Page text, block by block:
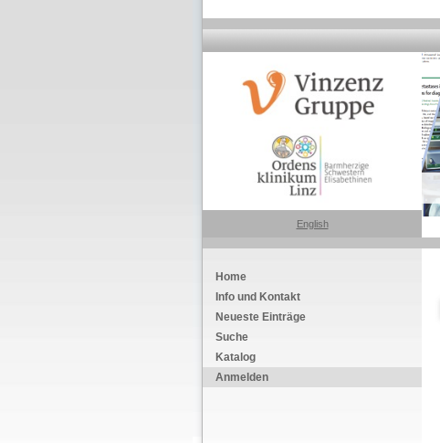
English
Home
Info und Kontakt
Neueste Einträge
Suche
Katalog
Anmelden